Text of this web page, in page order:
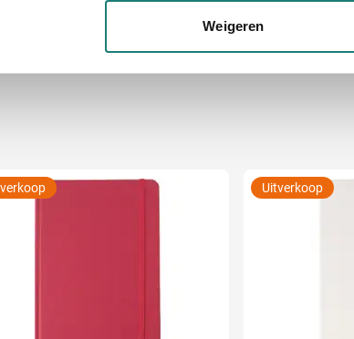
wijzigen of intrekken in de Cookieverklaring.
Deze partners kunnen deze gegevens
verzameld op basis van uw gebruik van hun services.
Weigeren
Uitverkoop